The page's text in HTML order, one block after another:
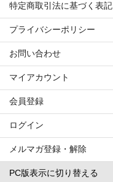
特定商取引法に基づく表記
プライバシーポリシー
お問い合わせ
マイアカウント
会員登録
ログイン
メルマガ登録・解除
PC版表示に切り替える